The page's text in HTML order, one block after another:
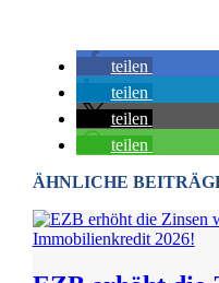
teilen
teilen
teilen
teilen
ÄHNLICHE